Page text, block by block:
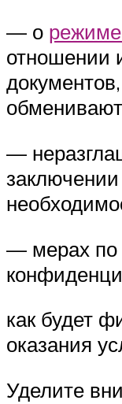
— о
отношении
—
— мерах по
как будет
оказания
Уделите